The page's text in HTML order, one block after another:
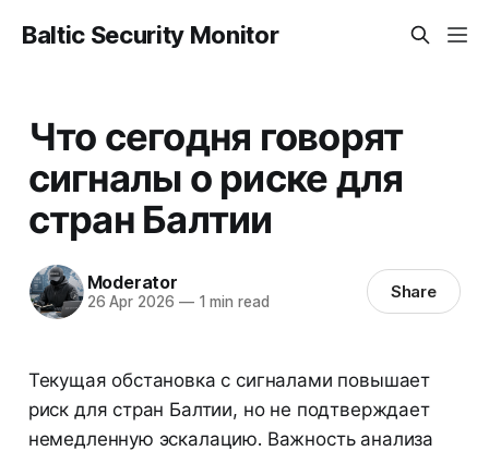
Baltic Security Monitor
Что сегодня говорят
сигналы о риске для
стран Балтии
Moderator
26 Apr 2026 —1 min read Share
Текущая обстановка с сигналами повышает
риск для стран Балтии, но не подтверждает
немедленную эскалацию. Важность анализа